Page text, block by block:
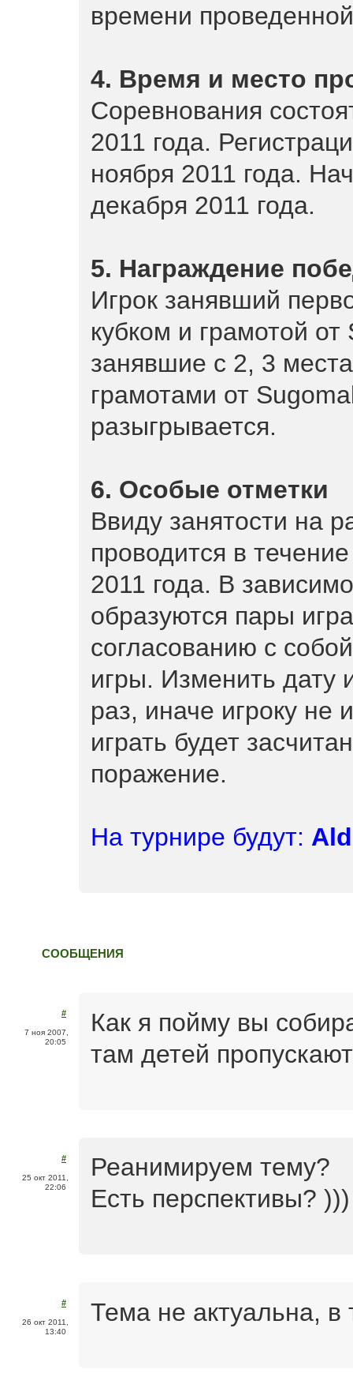
времени
4. Время и место
Соревнования
2011 года.
ноября 2011 года.
декабря 2011 года.
5. Награждение
Игрок занявший
кубком и грамотой
занявшие с 2, 3
грамотами от
разыгрывается.
6. Особые отметки
Ввиду занятости на
проводится в
2011 года. В
образуются пары
согласованию с
игры. Изменить
раз, иначе игроку
играть будет
поражение.
На турнире будут:
СООБЩЕНИЯ
#
7 ноя 2007,
20:05
Как я пойму вы
там детей
#
25 окт 2011,
22:06
Реанимируем тему?
Есть перспективы? )))
#
26 окт 2011,
13:40
Тема не актуальна, в